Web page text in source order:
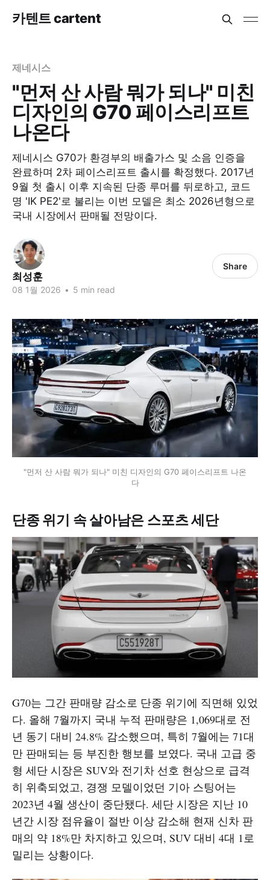
카텐트 cartent
제네시스
"먼저 산 사람 뭐가 되나" 미친
디자인의 G70 페이스리프트
나온다
제네시스 G70가 환경부의 배출가스 및 소음 인증을
완료하며 2차 페이스리프트 출시를 확정했다. 2017년
9월 첫 출시 이후 지속된 단종 루머를 뒤로하고, 코드
명 'IK PE2'로 불리는 이번 모델은 최소 2026년형으로
국내 시장에서 판매될 전망이다.​
최성훈
08 1월 2026 • 5 min read
Share
"먼저 산 사람 뭐가 되나" 미친 디자인의 G70 페이스리프트 나온
다
단종 위기 속 살아남은 스포츠 세단
G70는 그간 판매량 감소로 단종 위기에 직면해 있었
다. 올해 7월까지 국내 누적 판매량은 1,069대로 전
년 동기 대비 24.8% 감소했으며, 특히 7월에는 71대
만 판매되는 등 부진한 행보를 보였다. 국내 고급 중
형 세단 시장은 SUV와 전기차 선호 현상으로 급격
히 위축되었고, 경쟁 모델이었던 기아 스팅어는
2023년 4월 생산이 중단됐다. 세단 시장은 지난 10
년간 시장 점유율이 절반 이상 감소해 현재 신차 판
매의 약 18%만 차지하고 있으며, SUV 대비 4대 1로
밀리는 상황이다.​